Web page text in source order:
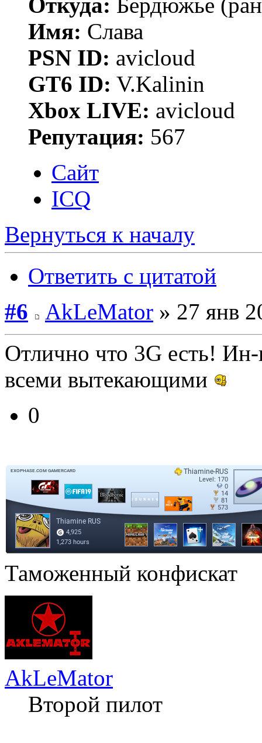
Имя: Слава
PSN ID: avicloud
GT6 ID: V.Kalinin
Xbox LIVE: avicloud
Репутация: 567
Сайт
ICQ
Вернуться к началу
Ответить с цитатой
#6
AkLeMator » 27 янв
Отлично что 3G есть! Ин-
всеми вытекающими
0
Таможенный конфискат
AkLeMator
Второй пилот